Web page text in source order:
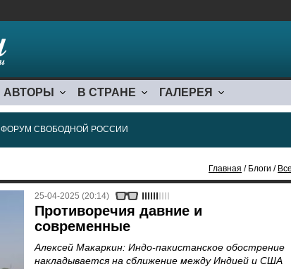
АВТОРЫ В СТРАНЕ ГАЛЕРЕЯ
ФОРУМ СВОБОДНОЙ РОССИИ
Главная / Блоги /
25-04-2025 (20:14)
Противоречия давние и
современные
Алексей Макаркин: Индо-пакистанское обострение
накладывается на сближение между Индией и США